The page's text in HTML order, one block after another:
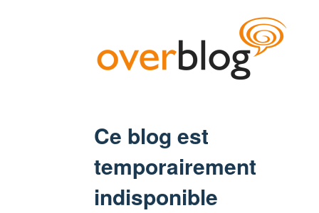
Ce blog est
temporairement
indisponible